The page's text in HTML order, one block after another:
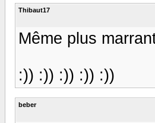
Thibaut17
Même plus
:)) :)) :)) :)) :))
beber